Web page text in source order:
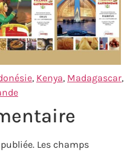
, Kenya, Madagascar,
Les champs